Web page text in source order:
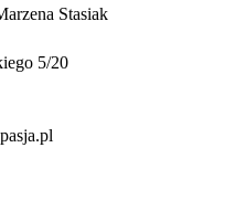
Stasiak
5/20